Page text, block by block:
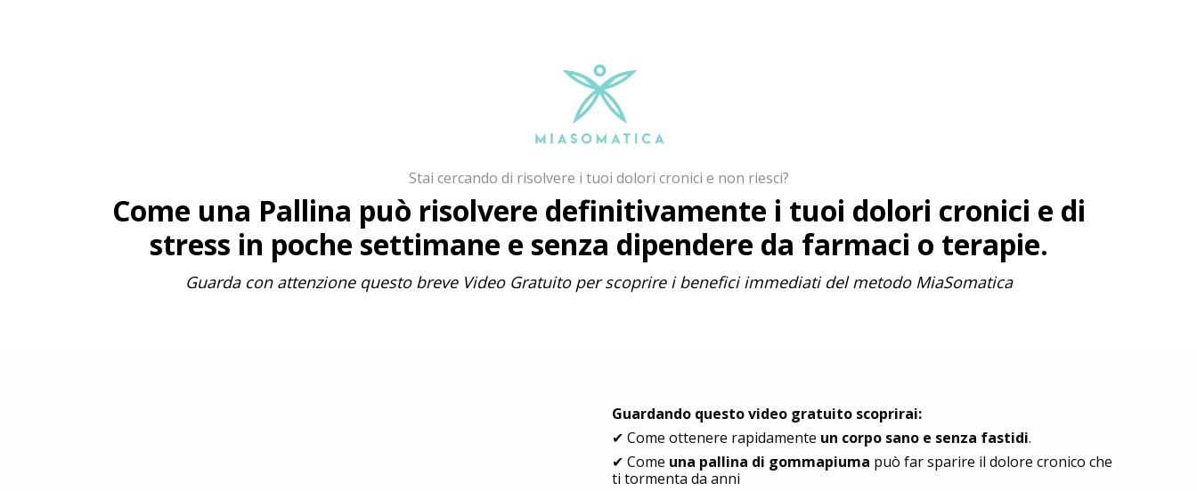
Stai cercando di risolvere i tuoi dolori cronici e non riesci?
Come una Pallina può risolvere definitivamente i tuoi dolori cronici e di
stress in poche settimane e senza dipendere da farmaci o terapie.
Guarda con attenzione questo breve Video Gratuito per scoprire i benefici immediati del metodo MiaSomatica
Guardando questo video gratuito scoprirai:
✔ Come ottenere rapidamente un corpo sano e senza fastidi.
✔ Come una pallina di gommapiuma può far sparire il dolore cronico che
ti tormenta da anni